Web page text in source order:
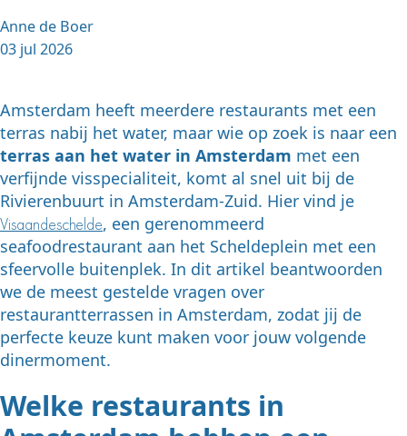
Anne de Boer
03 jul 2026
Amsterdam heeft meerdere restaurants met een
terras nabij het water, maar wie op zoek is naar een
terras aan het water in Amsterdam met een
verfijnde visspecialiteit, komt al snel uit bij de
Rivierenbuurt in Amsterdam-Zuid. Hier vind je
Visaandeschelde, een gerenommeerd
seafoodrestaurant aan het Scheldeplein met een
sfeervolle buitenplek. In dit artikel beantwoorden
we de meest gestelde vragen over
restaurantterrassen in Amsterdam, zodat jij de
perfecte keuze kunt maken voor jouw volgende
dinermoment.
Welke restaurants in